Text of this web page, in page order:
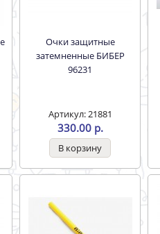
Очки защитные
затемненные БИБЕР
96231
Артикул: 21881
330.00 р.